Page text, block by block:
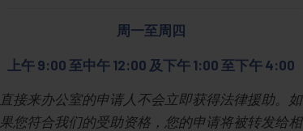
周一至周四
上午 9:00 至中午 12:00 及下午 1:00 至下午 4:00
直接来办公室的申请人不会立即获得法律援助。如
果您符合我们的受助资格，您的申请将被转发给相